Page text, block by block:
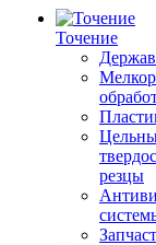
Точение
резцы